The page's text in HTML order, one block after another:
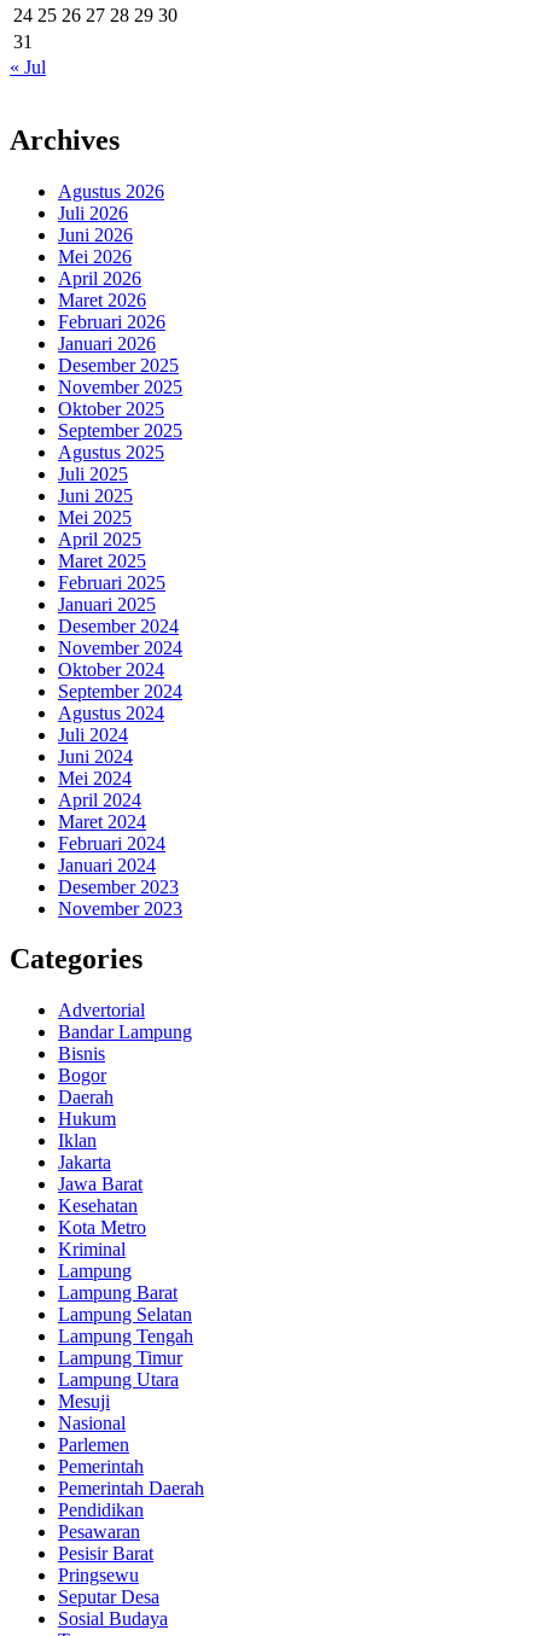
24 25 26 27 28 29 30
31
« Jul
Archives
Agustus 2026
Juli 2026
Juni 2026
Mei 2026
April 2026
Maret 2026
Februari 2026
Januari 2026
Desember 2025
November 2025
Oktober 2025
September 2025
Agustus 2025
Juli 2025
Juni 2025
Mei 2025
April 2025
Maret 2025
Februari 2025
Januari 2025
Desember 2024
November 2024
Oktober 2024
September 2024
Agustus 2024
Juli 2024
Juni 2024
Mei 2024
April 2024
Maret 2024
Februari 2024
Januari 2024
Desember 2023
November 2023
Categories
Advertorial
Bandar Lampung
Bisnis
Bogor
Daerah
Hukum
Iklan
Jakarta
Jawa Barat
Kesehatan
Kota Metro
Kriminal
Lampung
Lampung Barat
Lampung Selatan
Lampung Tengah
Lampung Timur
Lampung Utara
Mesuji
Nasional
Parlemen
Pemerintah
Pemerintah Daerah
Pendidikan
Pesawaran
Pesisir Barat
Pringsewu
Seputar Desa
Sosial Budaya